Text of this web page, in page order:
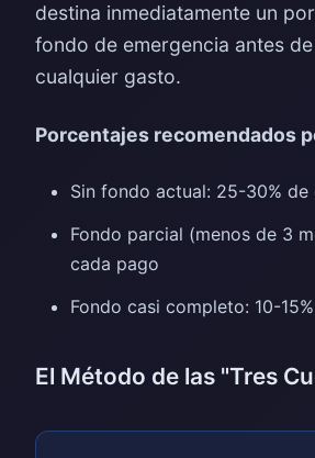
destina inmediatamente un
fondo de emergencia antes
cualquier gasto.
Porcentajes recomendados
Sin fondo actual: 25-30% de
Fondo parcial (menos de 3
cada pago
Fondo casi completo: 10-
El Método de las "Tres